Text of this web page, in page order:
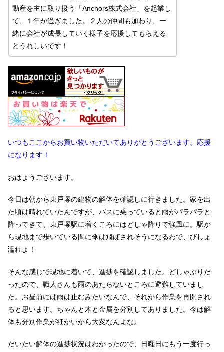
動産を主に取り扱う「Anchors株式会社」を起業し
て、１年が過ぎました。２人の仲間も加わり、一
緒に会社が成長していく様子を応援してもらえる
とうれしいです！
いつもここからお買い物いただいてありがとうございます。応援
になります！
おはようございます。
今日は朝から東戸塚の建物の解体を確認しに行きました。家を出
た頃は晴れていたんですが、バスに乗っていると雨がパラパラと
降ってきて、東戸塚駅に着くころにはどしゃ降りで強風に。駅か
ら現地まで歩いている間に傘は飛ばされそうになるわで、びしょ
濡れよ！
そんな感じで現地に着いて、進捗を確認しました。どしゃぶりだ
ったので、職人さんも雨のあたらないところに避難していまし
た。お昼前には雨は止むみたいなんで、それから作業を再開され
ると思います。ちゃんと木と金属を分別してありました。今は解
体も分別作業が細かいから大変なんよな。
だいたい解体の進捗状況はわかったので、日曜日にもう一度行っ